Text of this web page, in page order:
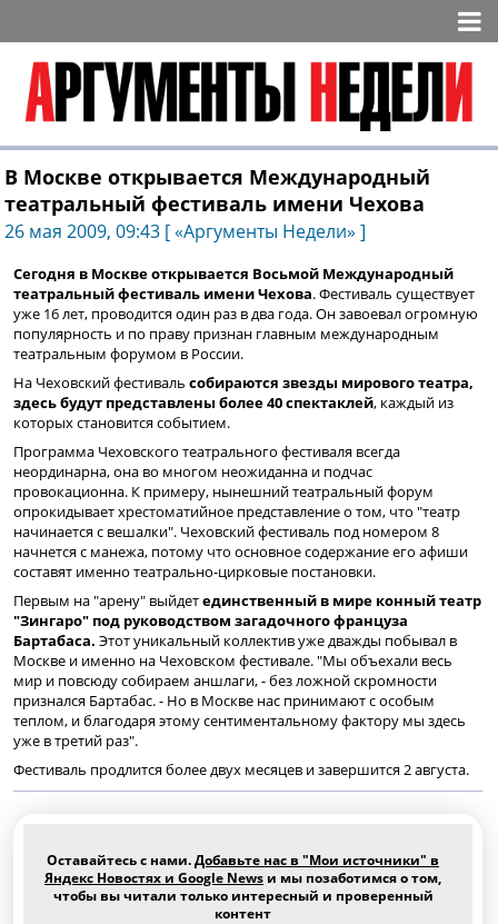
В Москве открывается Международный
театральный фестиваль имени Чехова
26 мая 2009, 09:43 [ «Аргументы Недели» ]
Сегодня в Москве открывается Восьмой Международный
театральный фестиваль имени Чехова. Фестиваль существует
уже 16 лет, проводится один раз в два года. Он завоевал огромную
популярность и по праву признан главным международным
театральным форумом в России.
На Чеховский фестиваль собираются звезды мирового театра,
здесь будут представлены более 40 спектаклей, каждый из
которых становится событием.
Программа Чеховского театрального фестиваля всегда
неординарна, она во многом неожиданна и подчас
провокационна. К примеру, нынешний театральный форум
опрокидывает хрестоматийное представление о том, что "театр
начинается с вешалки". Чеховский фестиваль под номером 8
начнется с манежа, потому что основное содержание его афиши
составят именно театрально-цирковые постановки.
Первым на "арену" выйдетединственный в мире конный театр
"Зингаро" под руководством загадочного француза
Бартабаса. Этот уникальный коллектив уже дважды побывал в
Москве и именно на Чеховском фестивале. "Мы объехали весь
мир и повсюду собираем аншлаги, - без ложной скромности
признался Бартабас. - Но в Москве нас принимают с особым
теплом, и благодаря этому сентиментальному фактору мы здесь
уже в третий раз".
Фестиваль продлится более двух месяцев и завершится 2 августа.
Оставайтесь с нами.Добавьте нас в "Мои источники" в
Яндекс Новостях и Google News и мы позаботимся о том,
чтобы вы читали только интересный и проверенный
контент